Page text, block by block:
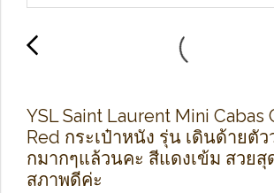
YSL Saint Laurent Mini Cabas
Red กระเป๋าหนัง รุ่น เดินด้ายตัว
กมากๆแล้วนคะ สีแดงเข้ม สวยสุ
สภาพดีค่ะ